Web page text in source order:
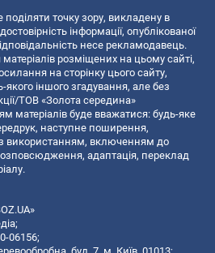
точку зору, викладену в
інформації, опублікованої
несе рекламодавець.
розміщених на цьому сайті,
на сторінку цього сайту,
якого іншого згадування, але без
ТОВ «Золота середина»
матеріалів буде вважатися: будь-яке
наступне поширення,
використанням, включенням до
адаптація, переклад
06156;